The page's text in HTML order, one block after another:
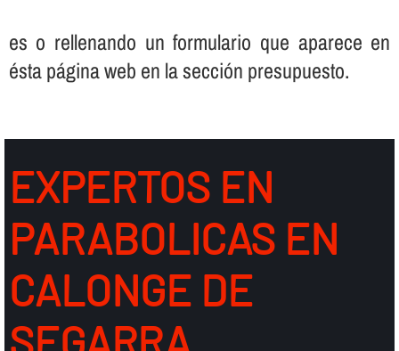
es o rellenando un formulario que aparece en
ésta página web en la sección presupuesto.
EXPERTOS EN
PARABOLICAS EN
CALONGE DE